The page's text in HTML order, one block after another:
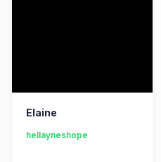
Elaine
hellayneshope